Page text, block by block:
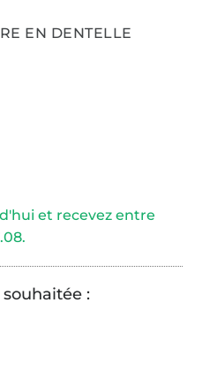
EN DENTELLE
et recevez entre
: